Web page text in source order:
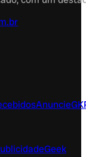
Anuncie
Geek